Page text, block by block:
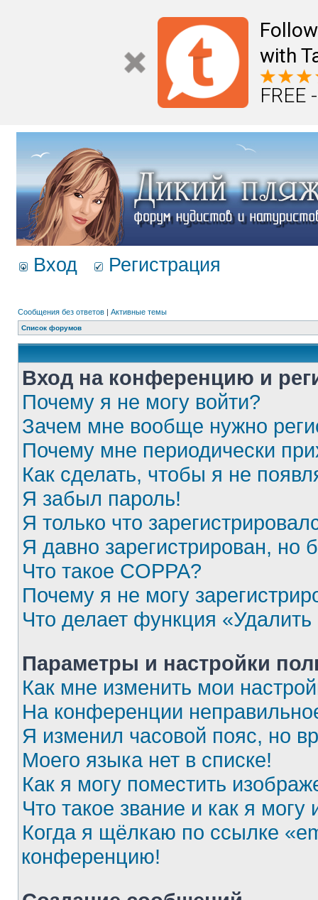
with
FREE
Вход Регистрация
Сообщения без ответов | Активные темы
Список форумов
Вход на конференцию и
Почему я не могу войти?
Зачем мне вообще нужно
Почему мне периодически
Как сделать, чтобы я не
Я забыл пароль!
Я только что
Я давно зарегистрирован, но
Что такое COPPA?
Почему я не могу
Что делает функция
Параметры и настройки
Как мне изменить мои
На конференции
Я изменил часовой пояс, но
Моего языка нет в списке!
Как я могу поместить
Что такое звание и как я могу
Когда я щёлкаю по ссылке
конференцию!